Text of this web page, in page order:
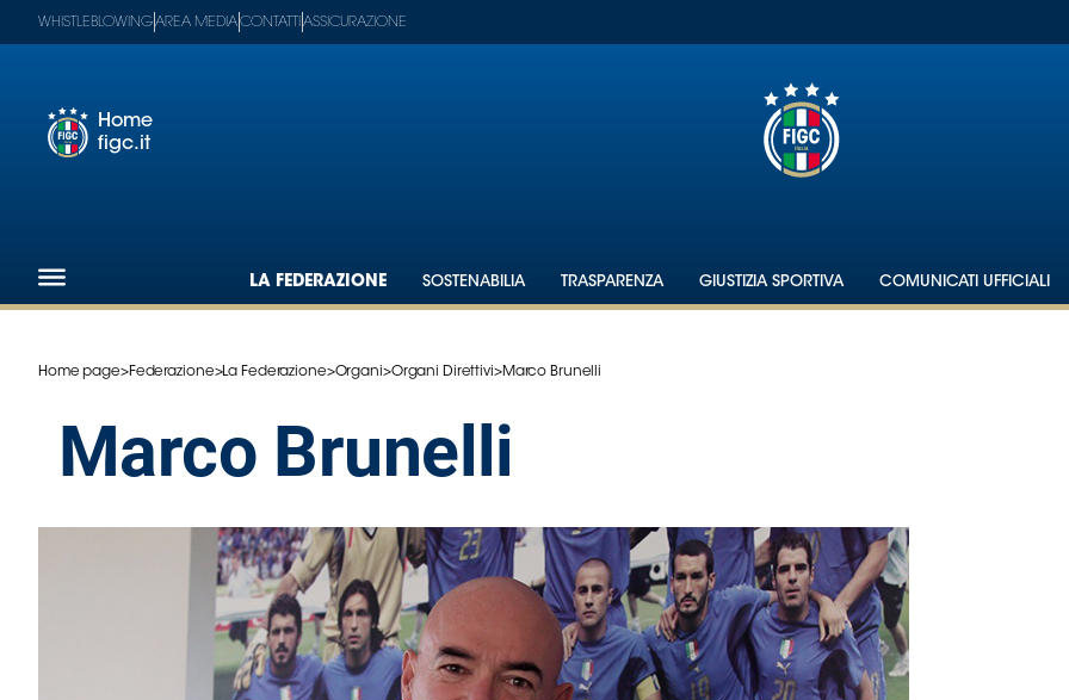
Nazionali
Serie
WHISTLEBLOWINGAREA MEDIACONTATTI ASSICURAZIONE
Home
figc.it
LA FEDERAZIONE SOSTENABILIA TRASPARENZA GIUSTIZIA SPORTIVA COMUNICATI UFFICIALI
Home page>Federazione>La Federazione>Organi>Organi Direttivi>Marco Brunelli
Marco Brunelli